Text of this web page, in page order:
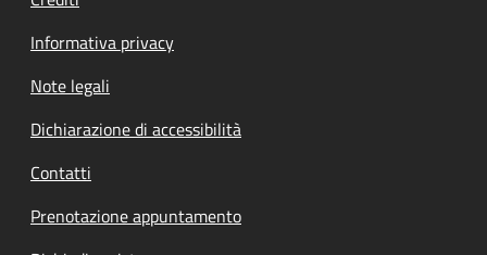
Informativa privacy
Note legali
Dichiarazione di accessibilità
Contatti
Prenotazione appuntamento